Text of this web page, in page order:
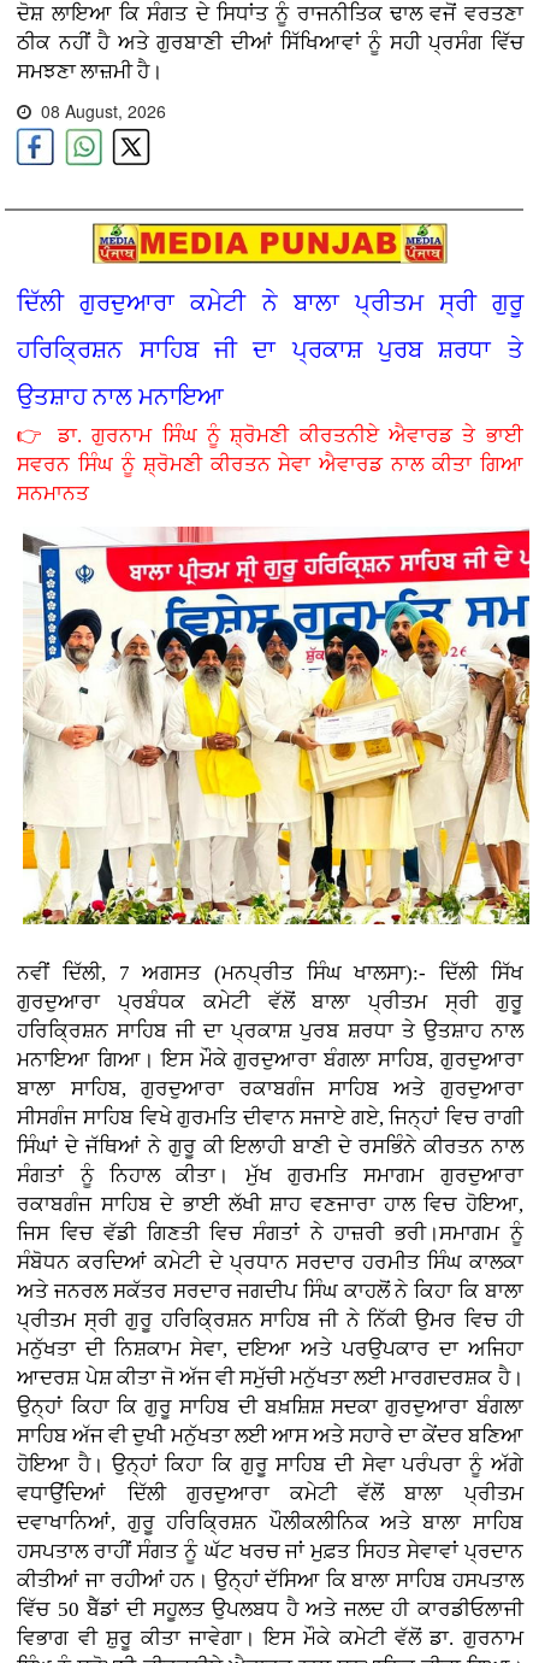
ਦੋਸ਼ ਲਾਇਆ ਕਿ ਸੰਗਤ ਦੇ ਸਿਧਾਂਤ ਨੂੰ ਰਾਜਨੀਤਿਕ ਢਾਲ ਵਜੋਂ ਵਰਤਣਾ
ਠੀਕ ਨਹੀਂ ਹੈ ਅਤੇ ਗੁਰਬਾਣੀ ਦੀਆਂ ਸਿੱਖਿਆਵਾਂ ਨੂੰ ਸਹੀ ਪ੍ਰਸੰਗ ਵਿੱਚ
ਸਮਝਣਾ ਲਾਜ਼ਮੀ ਹੈ।
08 August, 2026
ਦਿੱਲੀ ਗੁਰਦੁਆਰਾ ਕਮੇਟੀ ਨੇ ਬਾਲਾ ਪ੍ਰੀਤਮ ਸ੍ਰੀ ਗੁਰੂ
ਹਰਿਕ੍ਰਿਸ਼ਨ ਸਾਹਿਬ ਜੀ ਦਾ ਪ੍ਰਕਾਸ਼ ਪੁਰਬ ਸ਼ਰਧਾ ਤੇ
ਉਤਸ਼ਾਹ ਨਾਲ ਮਨਾਇਆ
👉 ਡਾ. ਗੁਰਨਾਮ ਸਿੰਘ ਨੂੰ ਸ਼੍ਰੋਮਣੀ ਕੀਰਤਨੀਏ ਐਵਾਰਡ ਤੇ ਭਾਈ
ਸਵਰਨ ਸਿੰਘ ਨੂੰ ਸ਼੍ਰੋਮਣੀ ਕੀਰਤਨ ਸੇਵਾ ਐਵਾਰਡ ਨਾਲ ਕੀਤਾ ਗਿਆ
ਸਨਮਾਨਤ
ਨਵੀਂ ਦਿੱਲੀ, 7 ਅਗਸਤ (ਮਨਪ੍ਰੀਤ ਸਿੰਘ ਖਾਲਸਾ):- ਦਿੱਲੀ ਸਿੱਖ
ਗੁਰਦੁਆਰਾ ਪ੍ਰਬੰਧਕ ਕਮੇਟੀ ਵੱਲੋਂ ਬਾਲਾ ਪ੍ਰੀਤਮ ਸ੍ਰੀ ਗੁਰੂ
ਹਰਿਕ੍ਰਿਸ਼ਨ ਸਾਹਿਬ ਜੀ ਦਾ ਪ੍ਰਕਾਸ਼ ਪੁਰਬ ਸ਼ਰਧਾ ਤੇ ਉਤਸ਼ਾਹ ਨਾਲ
ਮਨਾਇਆ ਗਿਆ। ਇਸ ਮੌਕੇ ਗੁਰਦੁਆਰਾ ਬੰਗਲਾ ਸਾਹਿਬ, ਗੁਰਦੁਆਰਾ
ਬਾਲਾ ਸਾਹਿਬ, ਗੁਰਦੁਆਰਾ ਰਕਾਬਗੰਜ ਸਾਹਿਬ ਅਤੇ ਗੁਰਦੁਆਰਾ
ਸੀਸਗੰਜ ਸਾਹਿਬ ਵਿਖੇ ਗੁਰਮਤਿ ਦੀਵਾਨ ਸਜਾਏ ਗਏ, ਜਿਨ੍ਹਾਂ ਵਿਚ ਰਾਗੀ
ਸਿੰਘਾਂ ਦੇ ਜੱਥਿਆਂ ਨੇ ਗੁਰੂ ਕੀ ਇਲਾਹੀ ਬਾਣੀ ਦੇ ਰਸਭਿੰਨੇ ਕੀਰਤਨ ਨਾਲ
ਸੰਗਤਾਂ ਨੂੰ ਨਿਹਾਲ ਕੀਤਾ। ਮੁੱਖ ਗੁਰਮਤਿ ਸਮਾਗਮ ਗੁਰਦੁਆਰਾ
ਰਕਾਬਗੰਜ ਸਾਹਿਬ ਦੇ ਭਾਈ ਲੱਖੀ ਸ਼ਾਹ ਵਣਜਾਰਾ ਹਾਲ ਵਿਚ ਹੋਇਆ,
ਜਿਸ ਵਿਚ ਵੱਡੀ ਗਿਣਤੀ ਵਿਚ ਸੰਗਤਾਂ ਨੇ ਹਾਜ਼ਰੀ ਭਰੀ।ਸਮਾਗਮ ਨੂੰ
ਸੰਬੋਧਨ ਕਰਦਿਆਂ ਕਮੇਟੀ ਦੇ ਪ੍ਰਧਾਨ ਸਰਦਾਰ ਹਰਮੀਤ ਸਿੰਘ ਕਾਲਕਾ
ਅਤੇ ਜਨਰਲ ਸਕੱਤਰ ਸਰਦਾਰ ਜਗਦੀਪ ਸਿੰਘ ਕਾਹਲੋਂ ਨੇ ਕਿਹਾ ਕਿ ਬਾਲਾ
ਪ੍ਰੀਤਮ ਸ੍ਰੀ ਗੁਰੂ ਹਰਿਕ੍ਰਿਸ਼ਨ ਸਾਹਿਬ ਜੀ ਨੇ ਨਿੱਕੀ ਉਮਰ ਵਿਚ ਹੀ
ਮਨੁੱਖਤਾ ਦੀ ਨਿਸ਼ਕਾਮ ਸੇਵਾ, ਦਇਆ ਅਤੇ ਪਰਉਪਕਾਰ ਦਾ ਅਜਿਹਾ
ਆਦਰਸ਼ ਪੇਸ਼ ਕੀਤਾ ਜੋ ਅੱਜ ਵੀ ਸਮੁੱਚੀ ਮਨੁੱਖਤਾ ਲਈ ਮਾਰਗਦਰਸ਼ਕ ਹੈ।
ਉਨ੍ਹਾਂ ਕਿਹਾ ਕਿ ਗੁਰੂ ਸਾਹਿਬ ਦੀ ਬਖ਼ਸ਼ਿਸ਼ ਸਦਕਾ ਗੁਰਦੁਆਰਾ ਬੰਗਲਾ
ਸਾਹਿਬ ਅੱਜ ਵੀ ਦੁਖੀ ਮਨੁੱਖਤਾ ਲਈ ਆਸ ਅਤੇ ਸਹਾਰੇ ਦਾ ਕੇਂਦਰ ਬਣਿਆ
ਹੋਇਆ ਹੈ। ਉਨ੍ਹਾਂ ਕਿਹਾ ਕਿ ਗੁਰੂ ਸਾਹਿਬ ਦੀ ਸੇਵਾ ਪਰੰਪਰਾ ਨੂੰ ਅੱਗੇ
ਵਧਾਉਂਦਿਆਂ ਦਿੱਲੀ ਗੁਰਦੁਆਰਾ ਕਮੇਟੀ ਵੱਲੋਂ ਬਾਲਾ ਪ੍ਰੀਤਮ
ਦਵਾਖਾਨਿਆਂ, ਗੁਰੂ ਹਰਿਕ੍ਰਿਸ਼ਨ ਪੌਲੀਕਲੀਨਿਕ ਅਤੇ ਬਾਲਾ ਸਾਹਿਬ
ਹਸਪਤਾਲ ਰਾਹੀਂ ਸੰਗਤ ਨੂੰ ਘੱਟ ਖਰਚ ਜਾਂ ਮੁਫ਼ਤ ਸਿਹਤ ਸੇਵਾਵਾਂ ਪ੍ਰਦਾਨ
ਕੀਤੀਆਂ ਜਾ ਰਹੀਆਂ ਹਨ। ਉਨ੍ਹਾਂ ਦੱਸਿਆ ਕਿ ਬਾਲਾ ਸਾਹਿਬ ਹਸਪਤਾਲ
ਵਿੱਚ 50 ਬੈੱਡਾਂ ਦੀ ਸਹੂਲਤ ਉਪਲਬਧ ਹੈ ਅਤੇ ਜਲਦ ਹੀ ਕਾਰਡੀਓਲਾਜੀ
ਵਿਭਾਗ ਵੀ ਸ਼ੁਰੂ ਕੀਤਾ ਜਾਵੇਗਾ। ਇਸ ਮੌਕੇ ਕਮੇਟੀ ਵੱਲੋਂ ਡਾ. ਗੁਰਨਾਮ